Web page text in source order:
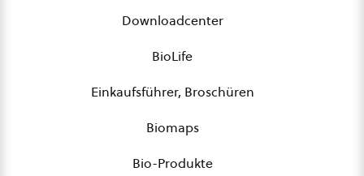
Downloadcenter
BioLife
Einkaufsführer, Broschüren
Biomaps
Bio-Produkte